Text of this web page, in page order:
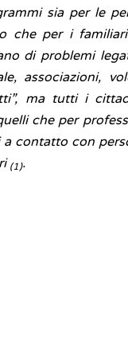
sia per le
che per i
di problemi
associazioni,
ma tutti i
che per
a contatto con
(1).